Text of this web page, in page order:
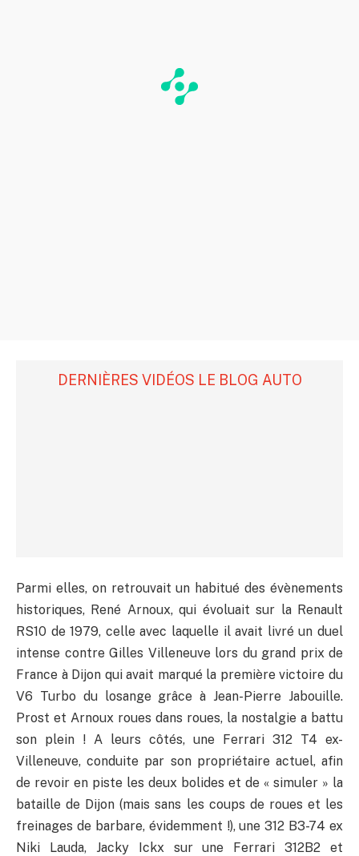
DERNIÈRES VIDÉOS LE BLOG AUTO
Parmi elles, on retrouvait un habitué des évènements
historiques, René Arnoux, qui évoluait sur la Renault
RS10 de 1979, celle avec laquelle il avait livré un duel
intense contre Gilles Villeneuve lors du grand prix de
France à Dijon qui avait marqué la première victoire du
V6 Turbo du losange grâce à Jean-Pierre Jabouille.
Prost et Arnoux roues dans roues, la nostalgie a battu
son plein ! A leurs côtés, une Ferrari 312 T4 ex-
Villeneuve, conduite par son propriétaire actuel, afin
de revoir en piste les deux bolides et de « simuler » la
bataille de Dijon (mais sans les coups de roues et les
freinages de barbare, évidemment !), une 312 B3-74 ex
Niki Lauda, Jacky Ickx sur une Ferrari 312B2 et